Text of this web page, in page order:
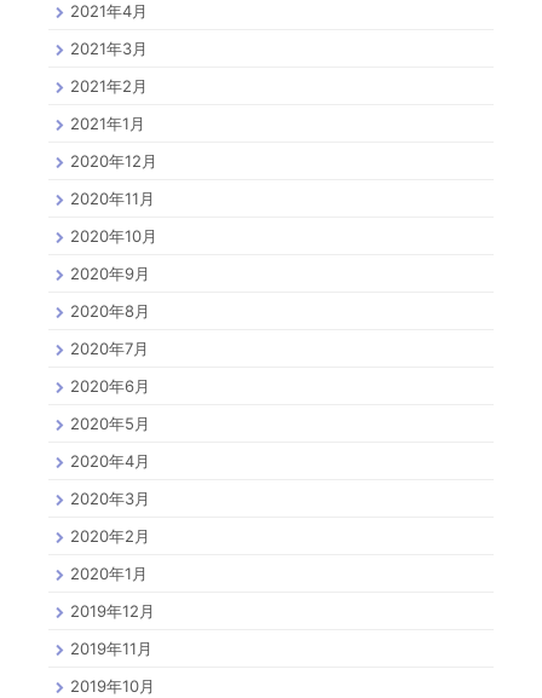
2021年4月
2021年3月
2021年2月
2021年1月
2020年12月
2020年11月
2020年10月
2020年9月
2020年8月
2020年7月
2020年6月
2020年5月
2020年4月
2020年3月
2020年2月
2020年1月
2019年12月
2019年11月
2019年10月